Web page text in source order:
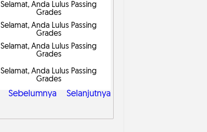
Selamat, Anda Lulus Passing
Grades
Selamat, Anda Lulus Passing
Grades
Selamat, Anda Lulus Passing
Grades
Selamat, Anda Lulus Passing
Grades
Sebelumnya Selanjutnya